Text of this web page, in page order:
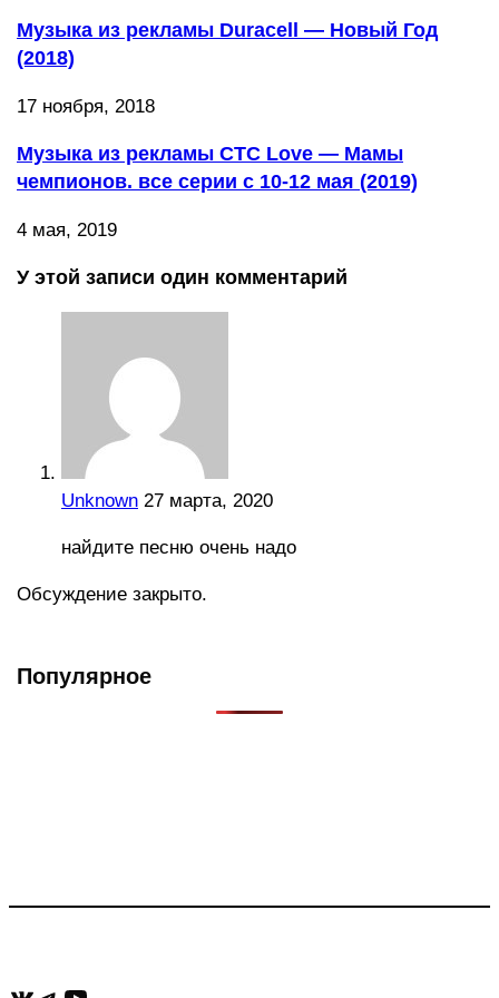
Музыка из рекламы Duracell — Новый Год
(2018)
17 ноября, 2018
Музыка из рекламы СТС Love — Мамы
чемпионов. все серии с 10-12 мая (2019)
4 мая, 2019
У этой записи один комментарий
Unknown 27 марта, 2020
найдите песню очень надо
Обсуждение закрыто.
Популярное